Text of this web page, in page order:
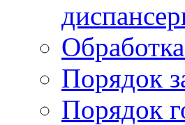
Порядок
Порядок